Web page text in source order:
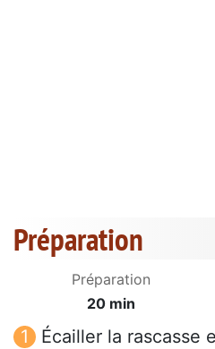
Préparation
Préparation
20 min
Écailler la rascasse